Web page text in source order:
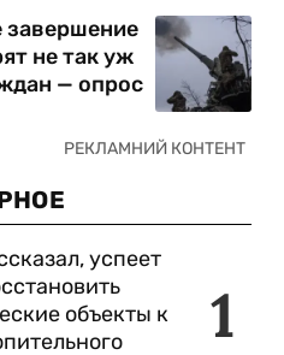
завершение
не так уж
— опрос
1
успеет
объекты к